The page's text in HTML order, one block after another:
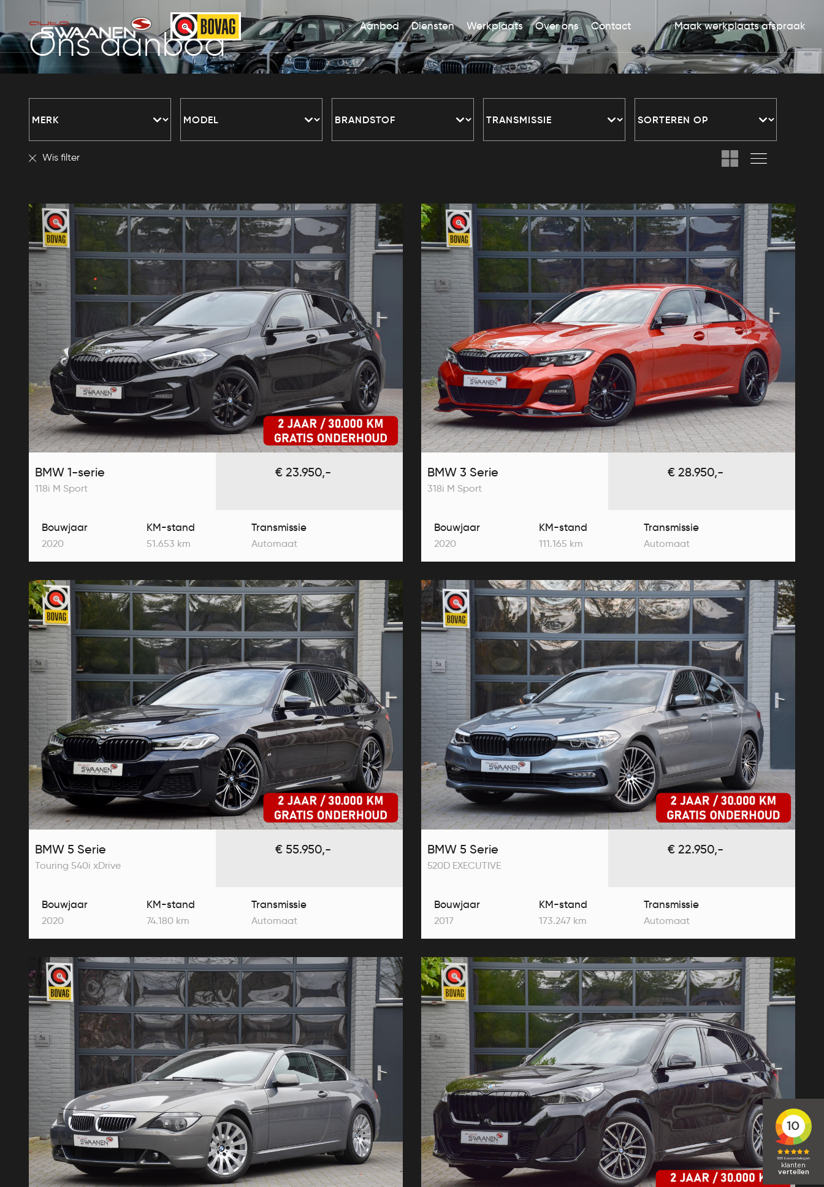
Aanbod Diensten Werkplaats Over ons Contact Maak werkplaats afspraak
Ons aanbod
Wis filter
BMW 1-serie
118i M Sport
€ 23.950,-
Bouwjaar
2020
KM-stand
51.653 km
Transmissie
Automaat
BMW 3 Serie
318i M Sport
€ 28.950,-
Bouwjaar
2020
KM-stand
111.165 km
Transmissie
Automaat
BMW 5 Serie
Touring 540i xDrive
€ 55.950,-
Bouwjaar
2020
KM-stand
74.180 km
Transmissie
Automaat
BMW 5 Serie
520D EXECUTIVE
€ 22.950,-
Bouwjaar
2017
KM-stand
173.247 km
Transmissie
Automaat